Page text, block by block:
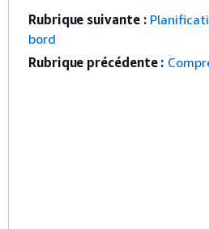
Rubrique suivante :
bord
Rubrique précédente :